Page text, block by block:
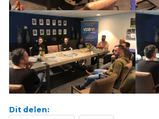
Dit delen: